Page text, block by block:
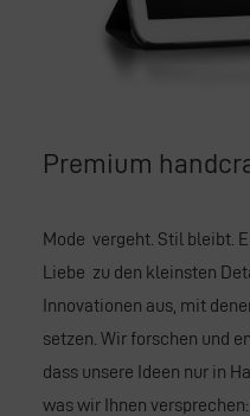
Premium
Mode vergeht. Stil bleibt.
Liebe zu den kleinsten
Innovationen aus, mit
setzen. Wir forschen und
dass unsere Ideen nur in
was wir Ihnen